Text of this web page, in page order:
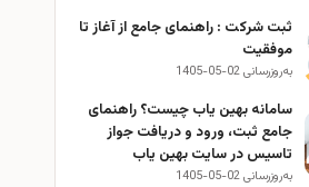
ثبت شرکت : راهنمای جامع از آغاز تا
موفقیت
به‌روزرسانی 02-05-1405
سامانه بهین یاب چیست؟ راهنمای
جامع ثبت، ورود و دریافت جواز
تاسیس در سایت بهین یاب
به‌روزرسانی 02-05-1405